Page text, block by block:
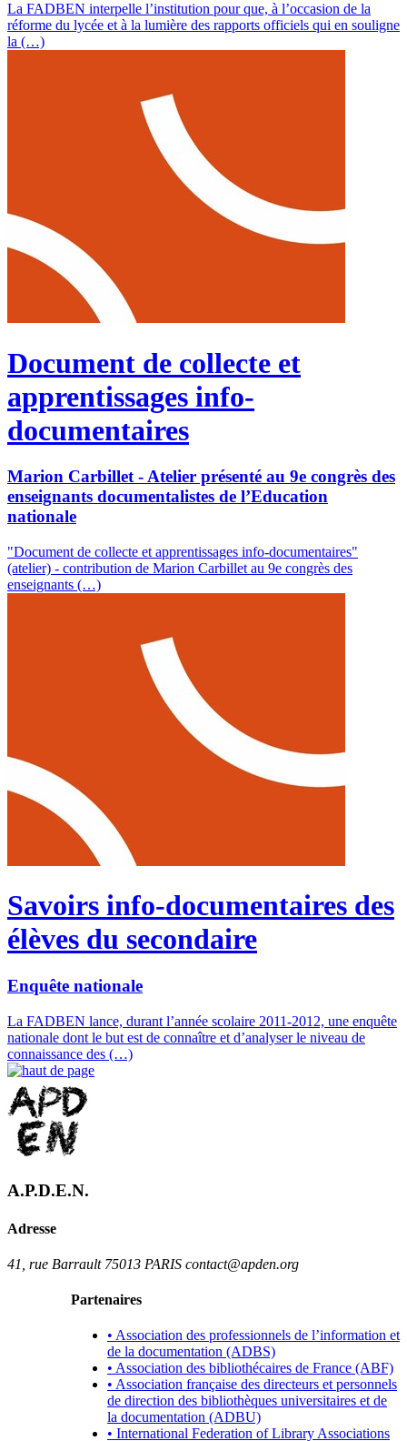
La FADBEN interpelle l’institution pour que, à l’occasion de la
réforme du lycée et à la lumière des rapports officiels qui en souligne
la (…)
Document de collecte et
apprentissages info-
documentaires
Marion Carbillet - Atelier présenté au 9e congrès des
enseignants documentalistes de l’Education
nationale
"Document de collecte et apprentissages info-documentaires"
(atelier) - contribution de Marion Carbillet au 9e congrès des
enseignants (…)
Savoirs info-documentaires des
élèves du secondaire
Enquête nationale
La FADBEN lance, durant l’année scolaire 2011-2012, une enquête
nationale dont le but est de connaître et d’analyser le niveau de
connaissance des (…)
A.P.D.E.N.
Adresse
41, rue Barrault 75013 PARIS contact@apden.org
Partenaires
• Association des professionnels de l’information et
de la documentation (ADBS)
• Association des bibliothécaires de France (ABF)
• Association française des directeurs et personnels
de direction des bibliothèques universitaires et de
la documentation (ADBU)
• International Federation of Library Associations